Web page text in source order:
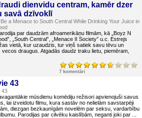
dienvidu centram, kamēr dzer
savā dzīvoklī
a Menace to South Central While Drinking Your Juice in
par daudzām afroamerikāņu filmām, kā „Boyz N
„South Central”, „Menace II Society” u.c. Estrejs
vietā, kur uzaudzis, tur viņš satiek savu tēvu un
vecos draugus. Atgadās daudz traku lietu, piemēram,
7 komentāri
43
43
mūsdienu komēdiju režisori apvienojuši savus
lai izveidotu filmu, kura sastāv no nelielām savstarpēji
diezgan bezkaunīgām novelēm par seksu, vardarbību
Parodijas par cilvēku kaislībām, neganti joki par ...